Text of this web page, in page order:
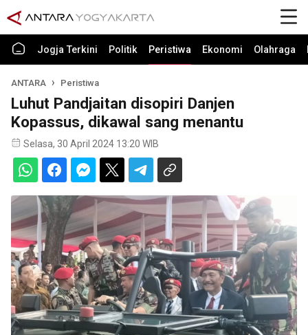
Jogja Terkini Politik Peristiwa Ekonomi Olahraga
ANTARA Peristiwa
Luhut Pandjaitan disopiri Danjen
Kopassus, dikawal sang menantu
Selasa, 30 April 2024 13:20 WIB